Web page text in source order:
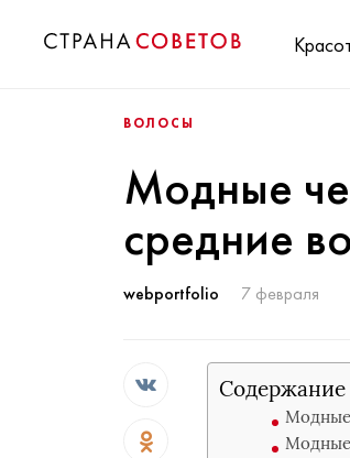
ВОЛОСЫ
Модные
средние
webportfolio 7 февраля
Содержание
Модные
Модные